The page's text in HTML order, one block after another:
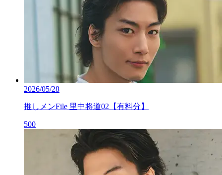
2026/05/28
推しメンFile 里中将道02【有料分】
500